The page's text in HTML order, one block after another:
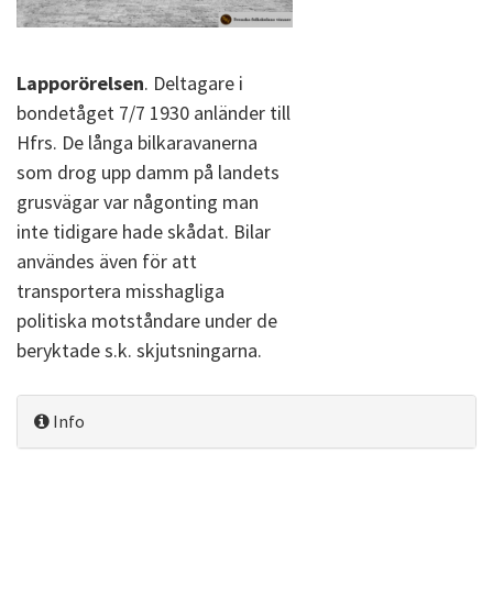
Lapporörelsen. Deltagare i
bondetåget 7/7 1930 anländer till
Hfrs. De långa bilkaravanerna
som drog upp damm på landets
grusvägar var någonting man
inte tidigare hade skådat. Bilar
användes även för att
transportera misshagliga
politiska motståndare under de
beryktade s.k. skjutsningarna.
Info